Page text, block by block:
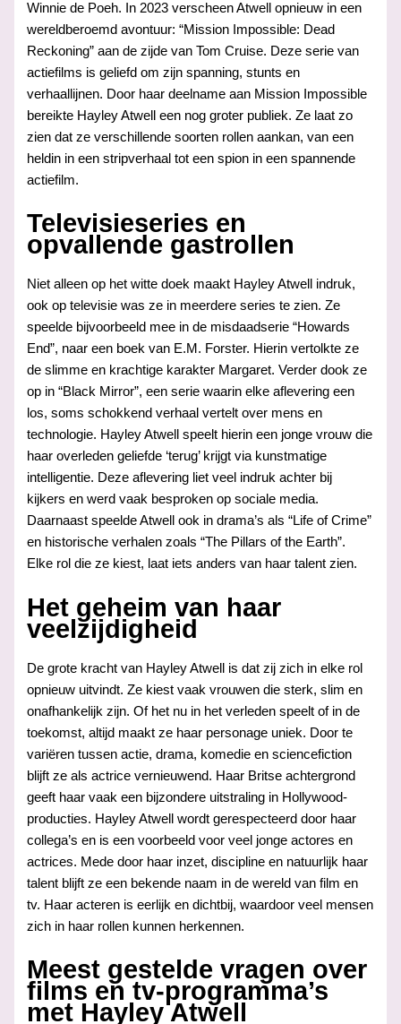
Winnie de Poeh. In 2023 verscheen Atwell opnieuw in een
wereldberoemd avontuur: “Mission Impossible: Dead
Reckoning” aan de zijde van Tom Cruise. Deze serie van
actiefilms is geliefd om zijn spanning, stunts en
verhaallijnen. Door haar deelname aan Mission Impossible
bereikte Hayley Atwell een nog groter publiek. Ze laat zo
zien dat ze verschillende soorten rollen aankan, van een
heldin in een stripverhaal tot een spion in een spannende
actiefilm.
Televisieseries en
opvallende gastrollen
Niet alleen op het witte doek maakt Hayley Atwell indruk,
ook op televisie was ze in meerdere series te zien. Ze
speelde bijvoorbeeld mee in de misdaadserie “Howards
End”, naar een boek van E.M. Forster. Hierin vertolkte ze
de slimme en krachtige karakter Margaret. Verder dook ze
op in “Black Mirror”, een serie waarin elke aflevering een
los, soms schokkend verhaal vertelt over mens en
technologie. Hayley Atwell speelt hierin een jonge vrouw die
haar overleden geliefde ‘terug’ krijgt via kunstmatige
intelligentie. Deze aflevering liet veel indruk achter bij
kijkers en werd vaak besproken op sociale media.
Daarnaast speelde Atwell ook in drama’s als “Life of Crime”
en historische verhalen zoals “The Pillars of the Earth”.
Elke rol die ze kiest, laat iets anders van haar talent zien.
Het geheim van haar
veelzijdigheid
De grote kracht van Hayley Atwell is dat zij zich in elke rol
opnieuw uitvindt. Ze kiest vaak vrouwen die sterk, slim en
onafhankelijk zijn. Of het nu in het verleden speelt of in de
toekomst, altijd maakt ze haar personage uniek. Door te
variëren tussen actie, drama, komedie en sciencefiction
blijft ze als actrice vernieuwend. Haar Britse achtergrond
geeft haar vaak een bijzondere uitstraling in Hollywood-
producties. Hayley Atwell wordt gerespecteerd door haar
collega’s en is een voorbeeld voor veel jonge actores en
actrices. Mede door haar inzet, discipline en natuurlijk haar
talent blijft ze een bekende naam in de wereld van film en
tv. Haar acteren is eerlijk en dichtbij, waardoor veel mensen
zich in haar rollen kunnen herkennen.
Meest gestelde vragen over
films en tv-programma’s
met Hayley Atwell